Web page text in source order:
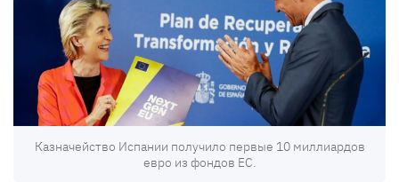
Казначейство Испании получило первые 10 миллиардов
евро из фондов ЕС.